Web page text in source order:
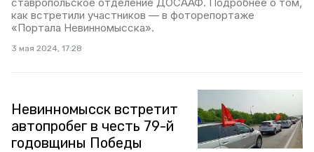
как встретили участников — в фоторепортаже
«Портала Невинномысска».
3 мая 2024, 17:28
Невинномысск встретит
автопробег в честь 79-й
годовщины Победы